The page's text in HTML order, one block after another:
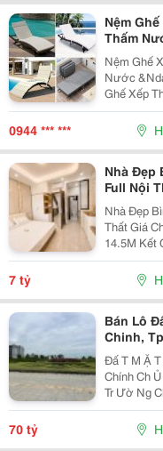
Nệm
Thấm
Nệm Ghế
Nước
Ghế Xếp
Nhiều
Hợp Nhu
Bền Đẹp,...
0944 *** ***
Nhà Đẹp
Full Nội
Nhà Đẹp
Thất Giá Chỉ: 7
14.5M Kết Cấu: ✅ 1 Trệt, 1 Lửng, 3 Lầu. ✅ 4Pn, 5Wc
(Có Thể
Thượng.
7 tỷ
Bán Lô
Chinh,
Vị Trí Đẹp
Đấ T M Ặ
Chính Ch
Tr Ườ Ng
H Ả I D Ươ Ng - Di Ệ N Tích 789M2, Lô
70 tỷ